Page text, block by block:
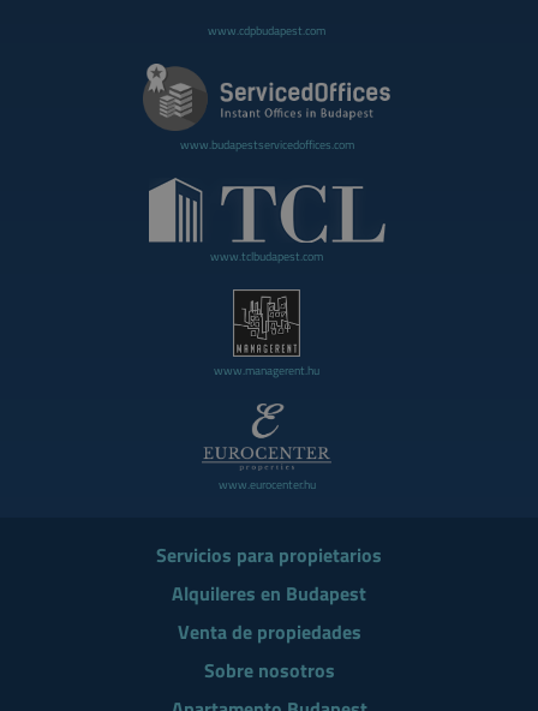
www.cdpbudapest.com
www.budapestservicedoffices.com
www.tclbudapest.com
www.managerent.hu
www.eurocenter.hu
Servicios para propietarios
Alquileres en Budapest
Venta de propiedades
Sobre nosotros